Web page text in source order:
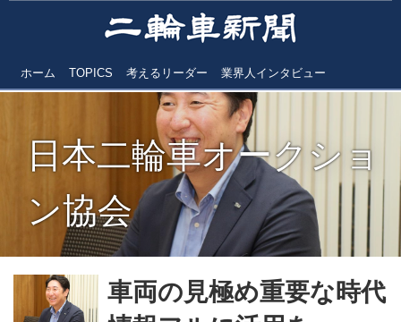
ホーム TOPICS 考えるリーダー 業界人インタビュー
日本二輪車オークショ
ン協会
車両の見極め重要な時代